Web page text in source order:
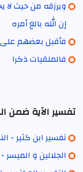
ويرزقه من حيث
إن الله بالغ أمره
فأقبل بعضهم
فالملقيات ذكرا
تفسير الآية ضمن
تفسير ابن كثير -
الجلالين و الميسر -